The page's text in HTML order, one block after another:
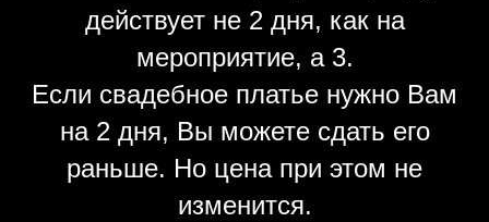
действует не 2 дня, как на
мероприятие, а 3.
Если свадебное платье нужно Вам
на 2 дня, Вы можете сдать его
раньше. Но цена при этом не
изменится.